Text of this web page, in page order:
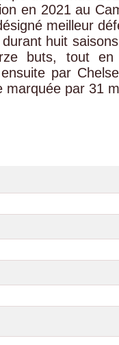
en 2021 au
meilleur
durant huit
buts, tout
par
par 31